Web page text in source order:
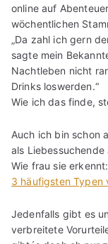
online auf
wöchentlichen
„Da zahl ich gern
sagte mein
Nachtleben nicht
Drinks loswerden.“
Wie ich das finde,
Auch ich bin schon
als
Wie frau sie
3 häufigsten Typen
Jedenfalls gibt es
verbreitete